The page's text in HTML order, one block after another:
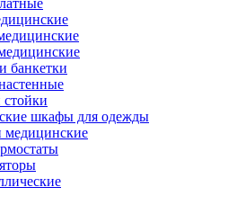
банкетки
шкафы для одежды
медицинские